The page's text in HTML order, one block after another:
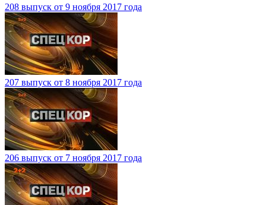
208 выпуск от 9 ноября 2017 года
207 выпуск от 8 ноября 2017 года
206 выпуск от 7 ноября 2017 года